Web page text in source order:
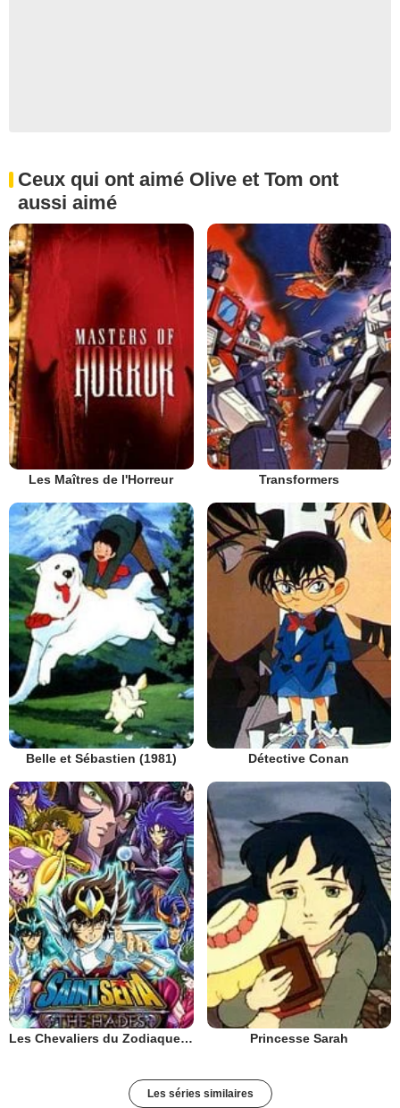
Ceux qui ont aimé Olive et Tom ont
aussi aimé
Les Maîtres de l'Horreur Transformers
Belle et Sébastien (1981) Détective Conan
Les Chevaliers du Zodiaque : Chapitre Hadès - Le Sanctuaire Princesse Sarah
Les séries similaires